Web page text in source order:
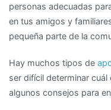
espiritual
cuando
tienes
personas adecuadas
en tus amigos y
pequeña parte de la
Hay muchos tipos de
ser difícil determinar
algunos consejos para